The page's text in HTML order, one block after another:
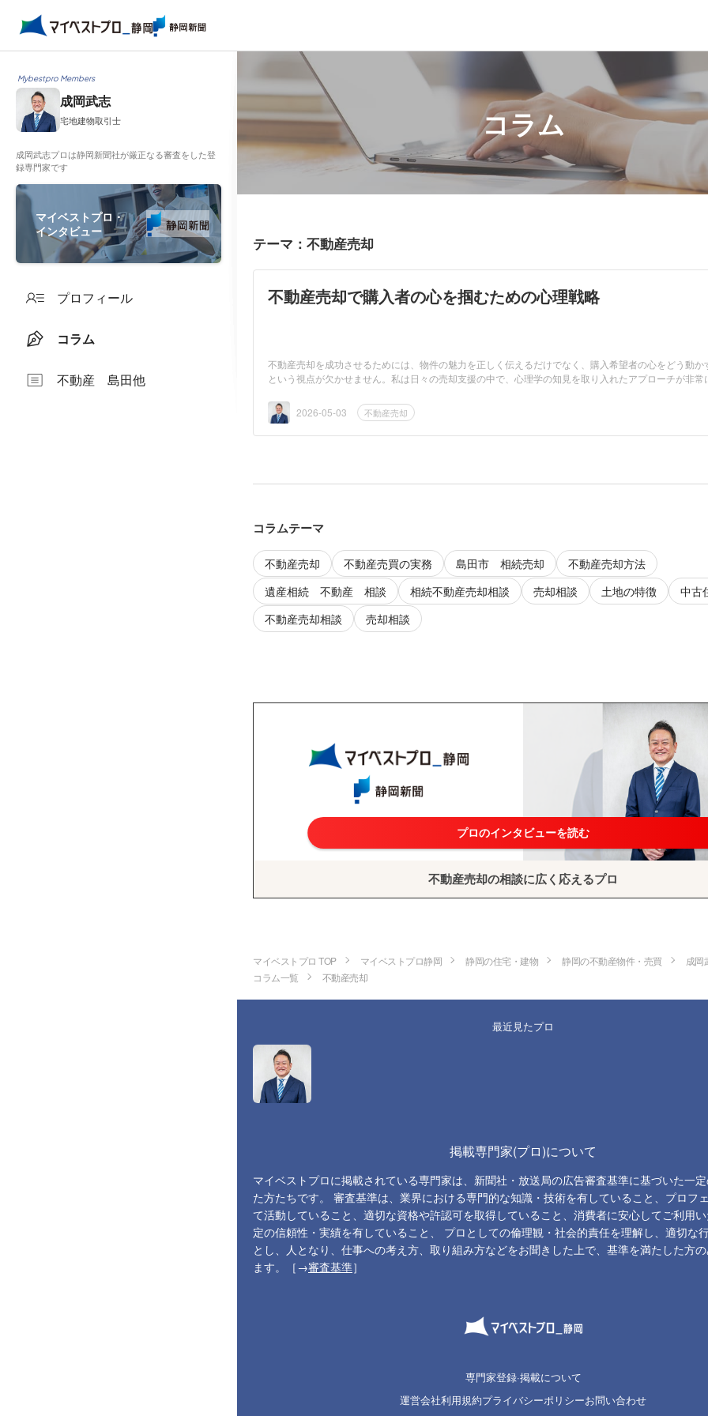
Mybestpro Members
成岡武志
宅地建物取引士
成岡武志プロは静岡新聞社が厳正なる審査をした登
録専門家です
マイベストプロ・
インタビュー
プロフィール
コラム
不動産 島田他
コラム
テーマ：不動産売却
不動産売却で購入者の心を掴むための心理戦略
不動産売却を成功させるためには、物件の魅力を正しく伝えるだけでなく、購入希望者の心をどう動か
という視点が欠かせません。私は日々の売却支援の中で、心理学の知見を取り入れたアプローチが非常
2026-05-03
不動産売却
コラムテーマ
不動産売却 不動産売買の実務 島田市 相続売却
不動産売却方法
遺産相続 不動産 相談
相続不動産売却相談 売却相談 土地の特徴
中古
不動産売却相談
売却相談
プロのインタビューを読む
不動産売却の相談に広く応えるプロ
マイベストプロ TOP マイベストプロ静岡 静岡の住宅・建物 静岡の不動産物件・売買
成岡
コラム一覧
不動産売却
最近見たプロ
掲載専門家(プロ)について
マイベストプロに掲載されている専門家は、新聞社・放送局の広告審査基準に基づいた一
た方たちです。 審査基準は、業界における専門的な知識・技術を有していること、プロフ
て活動していること、適切な資格や許認可を取得していること、消費者に安心してご利用
定の信頼性・実績を有していること、 プロとしての倫理観・社会的責任を理解し、適切な
とし、人となり、仕事への考え方、取り組み方などをお聞きした上で、基準を満たした方
ます。［→審査基準］
専門家登録·掲載について
運営会社利用規約プライバシーポリシーお問い合わせ